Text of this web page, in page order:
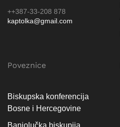
++387-33-208 878
kaptolka@gmail.com
Poveznice
Biskupska konferencija
Bosne i Hercegovine
Banjolučka biskupija